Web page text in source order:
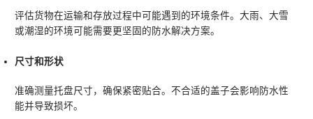
评估货物在运输和存放过程中可能遇到的环境条件。大雨、大雪
或潮湿的环境可能需要更坚固的防水解决方案。
尺寸和形状
准确测量托盘尺寸，确保紧密贴合。不合适的盖子会影响防水性
能并导致损坏。